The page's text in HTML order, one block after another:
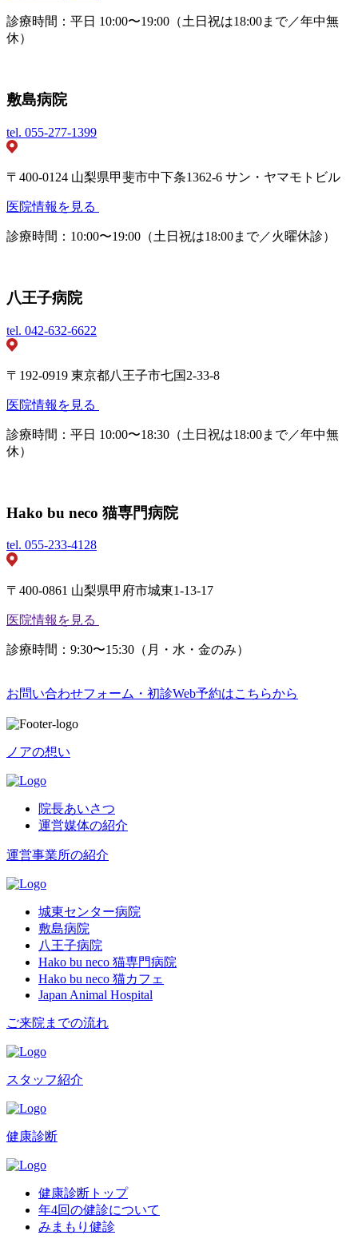
診療時間：平日 10:00〜19:00（土日祝は18:00まで／年中無
休）
敷島病院
tel. 055-277-1399
〒400-0124 山梨県甲斐市中下条1362-6 サン・ヤマモトビル
医院情報を見る
診療時間：10:00〜19:00（土日祝は18:00まで／火曜休診）
八王子病院
tel. 042-632-6622
〒192-0919 東京都八王子市七国2-33-8
医院情報を見る
診療時間：平日 10:00〜18:30（土日祝は18:00まで／年中無
休）
Hako bu neco 猫専門病院
tel. 055-233-4128
〒400-0861 山梨県甲府市城東1-13-17
医院情報を見る
診療時間：9:30〜15:30（月・水・金のみ）
お問い合わせフォーム・初診Web予約はこちらから
ノアの想い
院長あいさつ
運営媒体の紹介
運営事業所の紹介
城東センター病院
敷島病院
八王子病院
Hako bu neco 猫専門病院
Hako bu neco 猫カフェ
Japan Animal Hospital
ご来院までの流れ
スタッフ紹介
健康診断
健康診断トップ
年4回の健診について
みまもり健診